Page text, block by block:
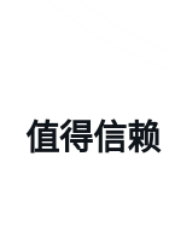
值得信赖